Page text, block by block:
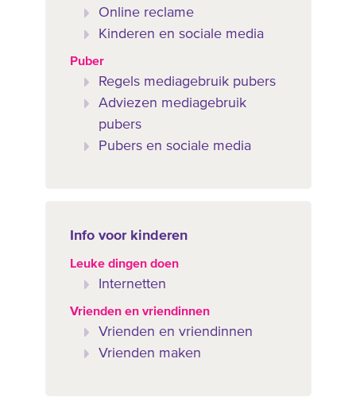
Online reclame
Kinderen en sociale media
Puber
Regels mediagebruik pubers
Adviezen mediagebruik
pubers
Pubers en sociale media
Info voor kinderen
Leuke dingen doen
Internetten
Vrienden en vriendinnen
Vrienden en vriendinnen
Vrienden maken